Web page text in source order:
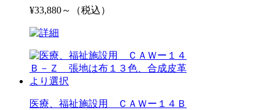
¥33,880～（税込）
医療、福祉施設用 ＣＡＷー１４Ｂ